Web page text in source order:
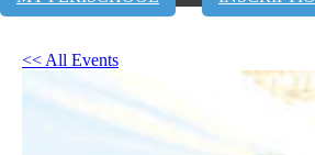
<< All Events